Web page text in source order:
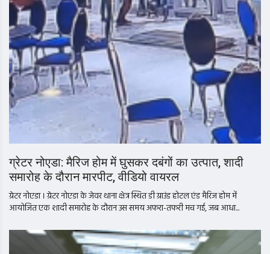
ग्रेटर नोएडा: मैरिज होम में घुसकर दबंगों का उत्पात, शादी
समारोह के दौरान मारपीट, वीडियो वायरल
ग्रेटर नोएडा । ग्रेटर नोएडा के जेवर थाना क्षेत्र स्थित डी ग्राउंड होटल एंड मैरिज होम में
आयोजित एक शादी समारोह के दौरान उस समय अफरा-तफरी मच गई, जब आधा...